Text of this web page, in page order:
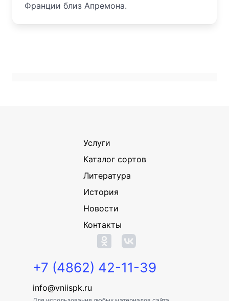
Франции близ Апремона.
Услуги
Каталог сортов
Литература
История
Новости
Контакты
+7 (4862) 42-11-39
info@vniispk.ru